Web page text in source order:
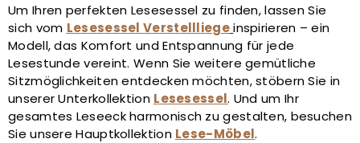
Um Ihren perfekten Lesesessel zu finden, lassen Sie
sich vom Lesesessel Verstellliege inspirieren – ein
Modell, das Komfort und Entspannung für jede
Lesestunde vereint. Wenn Sie weitere gemütliche
Sitzmöglichkeiten entdecken möchten, stöbern Sie in
unserer Unterkollektion Lesesessel. Und um Ihr
gesamtes Leseeck harmonisch zu gestalten, besuchen
Sie unsere Hauptkollektion Lese-Möbel.